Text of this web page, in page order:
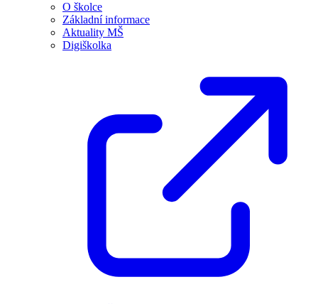
O školce
Základní informace
Aktuality MŠ
Digiškolka